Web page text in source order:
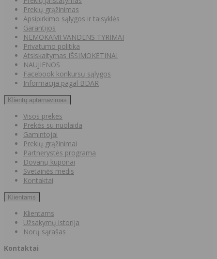
Prekių grąžinimas
Apsipirkimo sąlygos ir taisyklės
Garantijos
NEMOKAMI VANDENS TYRIMAI
Privatumo politika
Atsiskaitymas IŠSIMOKĖTINAI
NAUJIENOS
Facebook konkursų sąlygos
Informacija pagal BDAR
Klientų aptarnavimas
Visos prekės
Prekės su nuolaida
Gamintojai
Prekių grąžinimai
Partnerystės programa
Dovanų kuponai
Svetainės medis
Kontaktai
Klientams
Klientams
Užsakymų istorija
Norų sąrašas
Kontaktai